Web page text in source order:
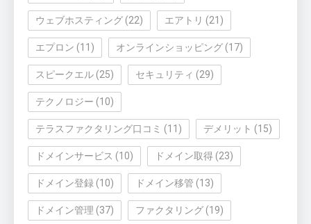
ウェブホスティング (22) エアトリ (21)
エプロン (11) オンラインショッピング (17)
スピークエル (25) セキュリティ (29)
テクノロジー (10)
テラスファクタリング口コミ (11) デメリット (15)
ドメインサービス (10) ドメイン取得 (23)
ドメイン登録 (10) ドメイン移管 (13)
ドメイン管理 (37) ファクタリング (19)